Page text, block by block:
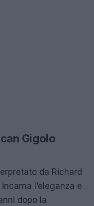
Gigolo
da Richard
l’eleganza e
dopo la